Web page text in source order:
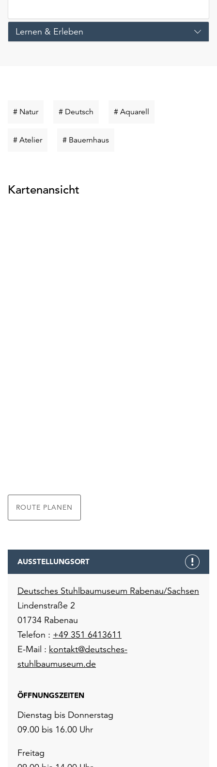
Lernen & Erleben
# NaturSchlüsselwort
# Deutsch Schlüsselwort
# Aquarell
# AtelierSchlüsselwort
# BauernhausSchlüsselwort
Kartenansicht
ROUTE PLANEN
AUSSTELLUNGSORT
Deutsches Stuhlbaumuseum Rabenau/Sachsen
Lindenstraße 2
01734 Rabenau
Telefon : +49 351 6413611
E-Mail : kontakt@deutsches-
stuhlbaumuseum.de
ÖFFNUNGSZEITEN
Dienstag bis Donnerstag
09.00 bis 16.00 Uhr
Freitag